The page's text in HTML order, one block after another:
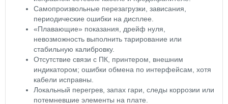
Самопроизвольные перезагрузки, зависания,
периодические ошибки на дисплее.
«Плавающие» показания, дрейф нуля,
невозможность выполнить тарирование или
стабильную калибровку.
Отсутствие связи с ПК, принтером, внешним
индикатором; ошибки обмена по интерфейсам, хотя
кабели исправны.
Локальный перегрев, запах гари, следы коррозии или
потемневшие элементы на плате.